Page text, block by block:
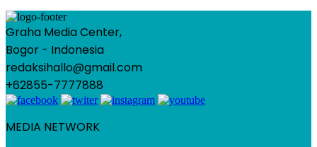
Graha Media Center,
Bogor - Indonesia
redaksihallo@gmail.com
+62855-7777888
MEDIA NETWORK